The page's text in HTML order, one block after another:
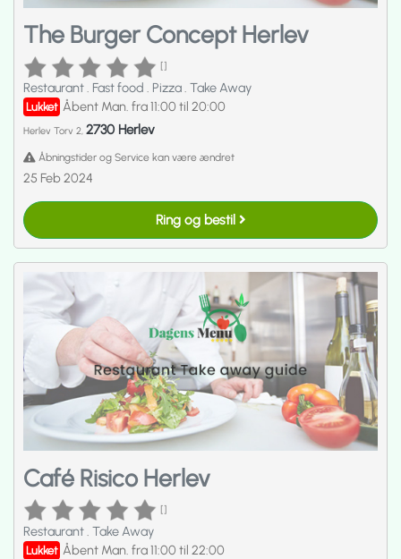
The Burger Concept Herlev
[]
Restaurant. Fast food . Pizza. Take Away
Lukket Åbent Man. fra 11:00 til 20:00
Herlev Torv 2, 2730 Herlev
Åbningstider og Service kan være ændret
25 Feb 2024
Ring og bestil
Café Risico Herlev
[]
Restaurant. Take Away
Lukket Åbent Man. fra 11:00 til 22:00